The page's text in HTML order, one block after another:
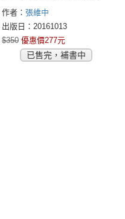
事
作者： 張維中
出版日：20161013
$350 優惠價277元
已售完，補書中